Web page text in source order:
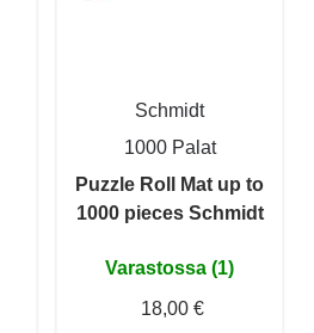
Schmidt
1000 Palat
Puzzle Roll Mat up to
1000 pieces Schmidt
Varastossa (1)
18,00 €